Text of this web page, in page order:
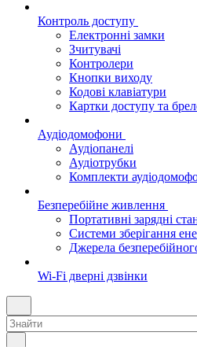
Контроль доступу
Електронні замки
Зчитувачі
Контролери
Кнопки виходу
Кодові клавіатури
Картки доступу та
Аудіодомофони
Аудіопанелі
Аудіотрубки
Комплекти
Безперебійне живлення
Портативні зарядні
Системи зберігання
Джерела
Wi-Fi дверні дзвінки